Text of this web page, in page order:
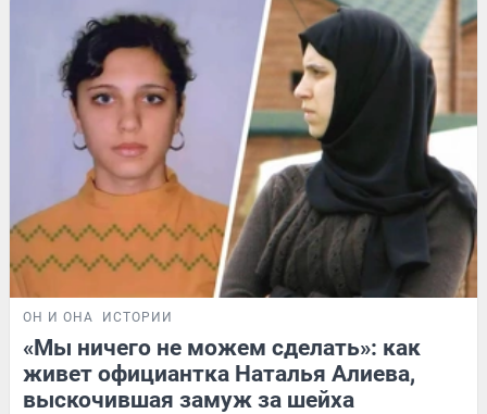
ОН И ОНА ИСТОРИИ
«Мы ничего не можем сделать»: как
живет официантка Наталья Алиева,
выскочившая замуж за шейха